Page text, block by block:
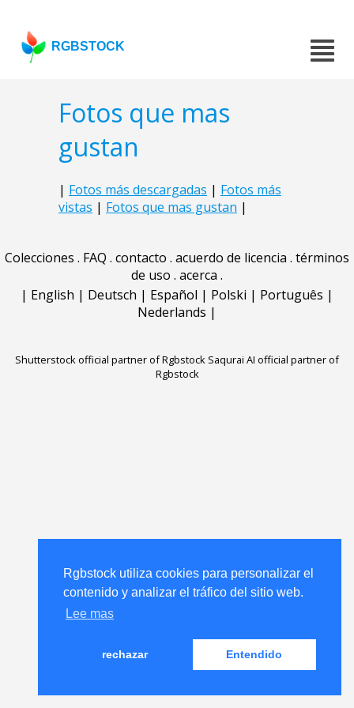
Rgbstock utiliza cookies para personalizar el
contenido y analizar el tráfico del sitio web.
Lee mas
rechazar Entendido
RGBSTOCK
Fotos que mas
gustan
| Fotos más descargadas | Fotos más
vistas | Fotos que mas gustan |
Colecciones . FAQ . contacto . acuerdo de licencia . términos
de uso . acerca .
| English | Deutsch | Español | Polski | Português |
Nederlands |
Shutterstock official partner of Rgbstock Saqurai AI official partner of
Rgbstock